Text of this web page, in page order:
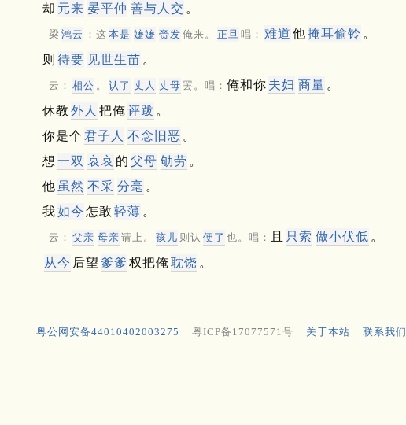
却 元来 晏平仲 善与人交 。
梁 鸿云 ：这 本是 嬷嬷 赍发 俺来。 正旦 唱： 难道 他掩耳偷铃 。
则 待要 见世生苗 。
云： 相公 。 认了 丈人 丈母 罢。唱： 俺和你 夫妇 商量 。
休教 外人 把俺评跋 。
你是个 君子人 不念旧恶 。
想 一双 哀哀 的 父母 劬劳 。
他 虽然 不采 分毫 。
我如今 怎敢 轻薄 。
云： 父亲 母亲 请上。 孩儿 则认 便了 也。唱： 且 只索 做小伏低 。
从今 后望 爹爹 权把俺耽饶 。
粤公网安备44010402003275 粤ICP备17077571号 关于本站 联系我们